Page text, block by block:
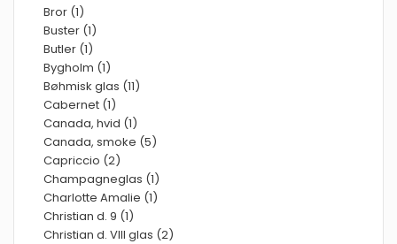
Bror (1)
Buster (1)
Butler (1)
Bygholm (1)
Bøhmisk glas (11)
Cabernet (1)
Canada, hvid (1)
Canada, smoke (5)
Capriccio (2)
Champagneglas (1)
Charlotte Amalie (1)
Christian d. 9 (1)
Christian d. VIII glas (2)